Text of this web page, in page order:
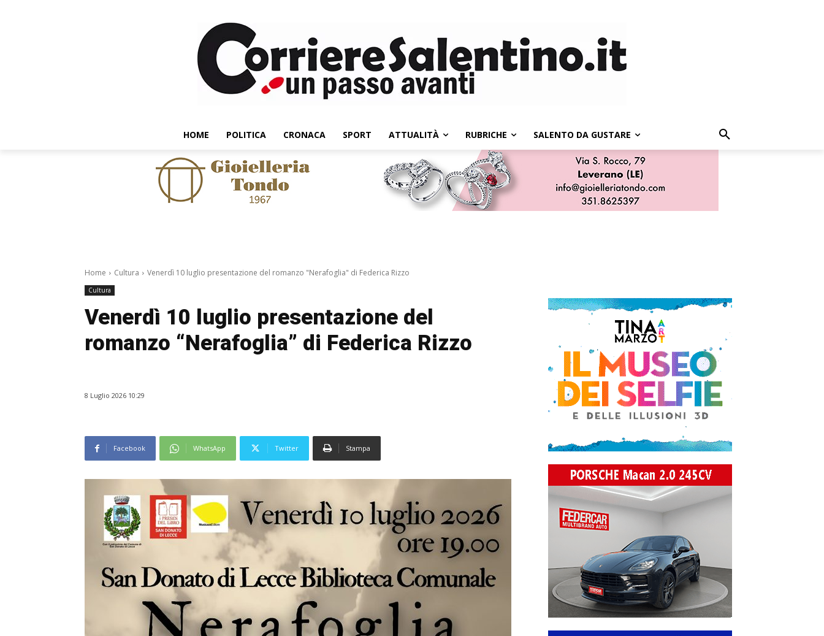
HOME POLITICA CRONACA SPORT ATTUALITÀ RUBRICHE SALENTO DA GUSTARE
Home Cultura Venerdì 10 luglio presentazione del romanzo "Nerafoglia" di Federica Rizzo
Cultura
Venerdì 10 luglio presentazione del
romanzo “Nerafoglia” di Federica Rizzo
8 Luglio 2026 10:29
Facebook WhatsApp Twitter Stampa